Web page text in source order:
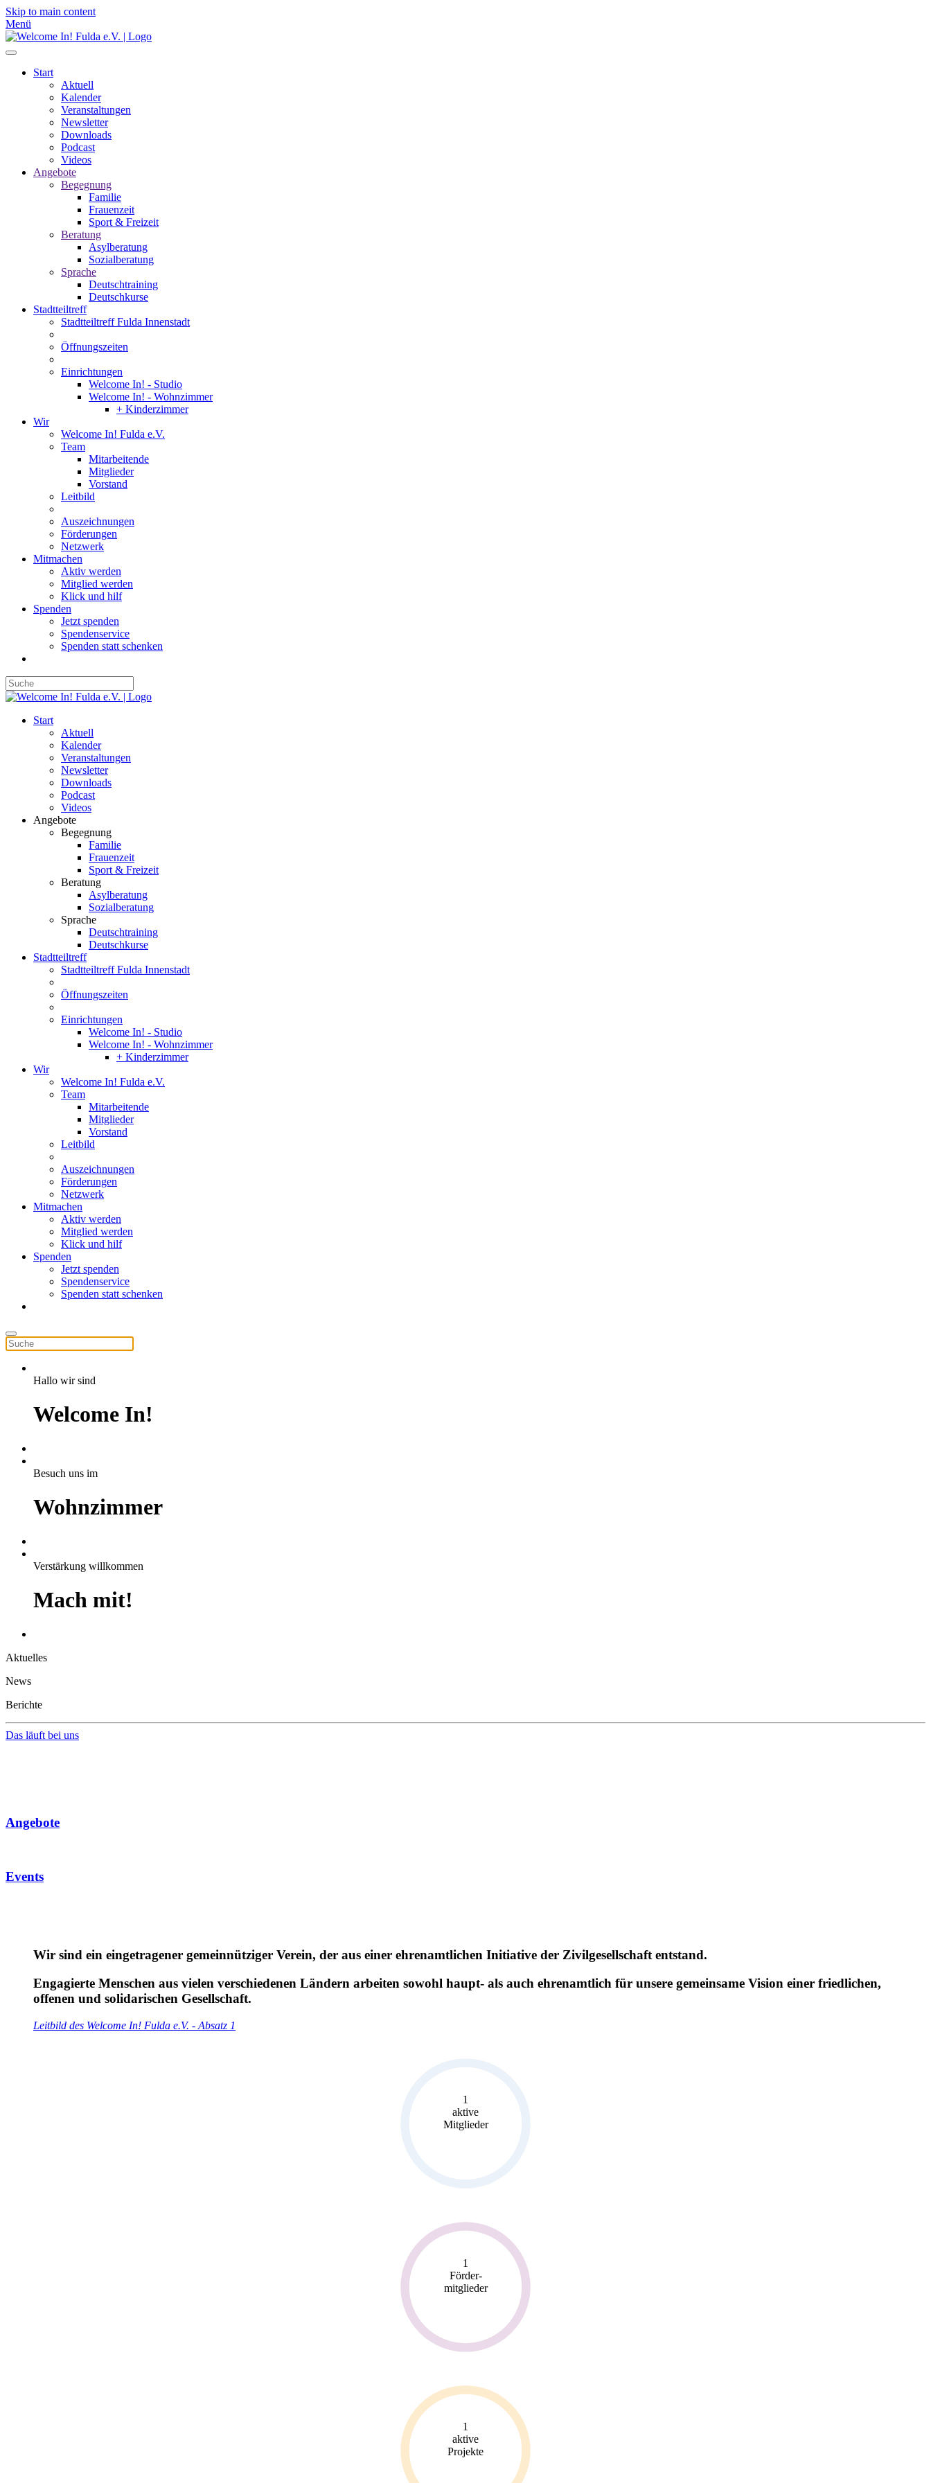
Skip to main content
Menü
Start
Aktuell
Kalender
Veranstaltungen
Newsletter
Downloads
Podcast
Videos
Angebote
Begegnung
Familie
Frauenzeit
Sport & Freizeit
Beratung
Asylberatung
Sozialberatung
Sprache
Deutschtraining
Deutschkurse
Stadtteiltreff
Stadtteiltreff Fulda Innenstadt
Öffnungszeiten
Einrichtungen
Welcome In! - Studio
Welcome In! - Wohnzimmer
+ Kinderzimmer
Wir
Welcome In! Fulda e.V.
Team
Mitarbeitende
Mitglieder
Vorstand
Leitbild
Auszeichnungen
Förderungen
Netzwerk
Mitmachen
Aktiv werden
Mitglied werden
Klick und hilf
Spenden
Jetzt spenden
Spendenservice
Spenden statt schenken
Start
Aktuell
Kalender
Veranstaltungen
Newsletter
Downloads
Podcast
Videos
Angebote
Begegnung
Familie
Frauenzeit
Sport & Freizeit
Beratung
Asylberatung
Sozialberatung
Sprache
Deutschtraining
Deutschkurse
Stadtteiltreff
Stadtteiltreff Fulda Innenstadt
Öffnungszeiten
Einrichtungen
Welcome In! - Studio
Welcome In! - Wohnzimmer
+ Kinderzimmer
Wir
Welcome In! Fulda e.V.
Team
Mitarbeitende
Mitglieder
Vorstand
Leitbild
Auszeichnungen
Förderungen
Netzwerk
Mitmachen
Aktiv werden
Mitglied werden
Klick und hilf
Spenden
Jetzt spenden
Spendenservice
Spenden statt schenken
Hallo wir sind
Welcome In!
Besuch uns im
Wohnzimmer
Verstärkung willkommen
Mach mit!
Aktuelles
News
Berichte
Das läuft bei uns
Angebote
Events
Wir sind ein eingetragener gemeinnütziger Verein, der aus einer ehrenamtlichen Initiative der Zivilgesellschaft entstand.
Engagierte Menschen aus vielen verschiedenen Ländern arbeiten sowohl haupt- als auch ehrenamtlich für unsere gemeinsame Vision einer friedlichen,
offenen und solidarischen Gesellschaft.
Leitbild des Welcome In! Fulda e.V. - Absatz 1
1
aktive
Mitglieder
1
Förder-
mitglieder
1
aktive
Projekte